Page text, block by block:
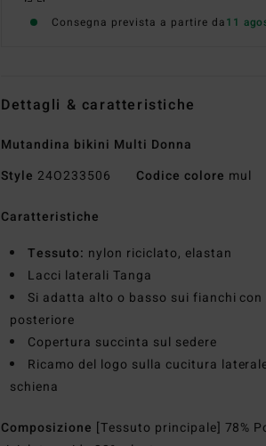
Consegna prevista a partire da11
Dettagli & caratteristiche
Mutandina bikini Multi Donna
Style 24O233506 Codice colore mul
Caratteristiche
Tessuto: nylon riciclato, elastan
Lacci laterali Tanga
Si adatta alto o basso sui fianchi
posteriore
Copertura succinta sul sedere
Ricamo del logo sulla cucitura
schiena
Composizione [Tessuto principale] 78%